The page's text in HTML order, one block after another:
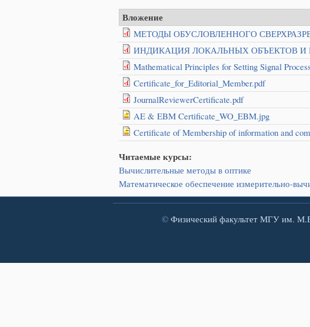
Вложение
МЕТОДЫ ОБУСЛОВЛЕННОГО
ИНДИКАЦИЯ ЛОКАЛЬНЫХ ОБЪЕКТОВ И
Mathematical Principles for Setting Signal
Certificate_for_Editorial_Member.pdf
JournalReviewerCertificate.pdf
AE & EBM Certificate_WO_EBM.jpg
Certificate of Membership of information and
Читаемые курсы:
Вычислительные методы в оптике
Математическое обеспечение измерительно-
© Физический факультет МГУ им.